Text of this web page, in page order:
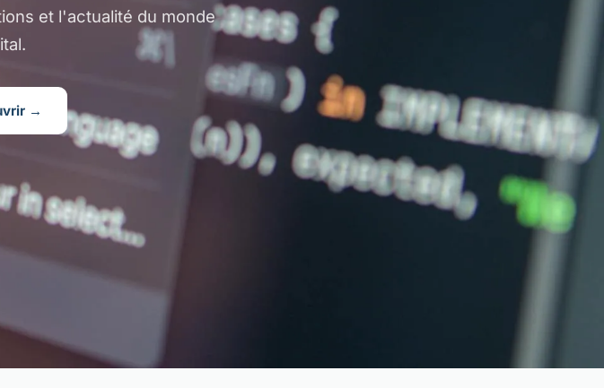
et l'actualité du monde
→